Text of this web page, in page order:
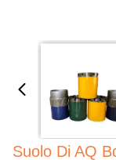
Suolo Di AQ